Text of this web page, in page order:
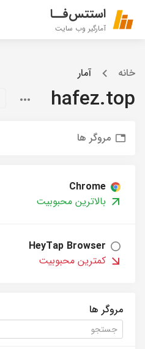
استتس‌فــا
آمارگیر وب سایت
خانه آمار
hafez.top
مروگر ها
Chrome
بالاترین محبوبیت
HeyTap Browser
کمترین محبوبیت
مروگر ها